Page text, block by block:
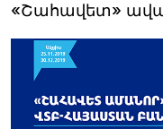
«Շահավետ»